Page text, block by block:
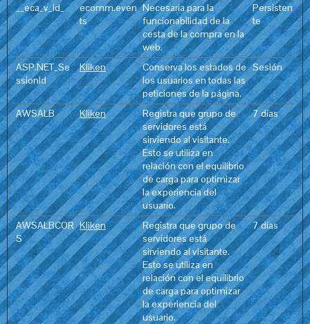
__eca_v_id_
ecomm.even
ts
Necesaria para la
funcionabilidad de la
cesta de la compra en la
web.
Persisten
te
ASP.NET_Se
ssionId
Kliken
Conserva los estados de
los usuarios en todas las
peticiones de la página.
Sesión
AWSALB Kliken
Registra que grupo de
servidores está
sirviendo al visitante.
Esto se utiliza en
relación con el equilibrio
de carga para optimizar
la experiencia del
usuario.
7 días
AWSALBCOR
S
Kliken
Registra que grupo de
servidores está
sirviendo al visitante.
Esto se utiliza en
relación con el equilibrio
de carga para optimizar
la experiencia del
usuario.
7 días